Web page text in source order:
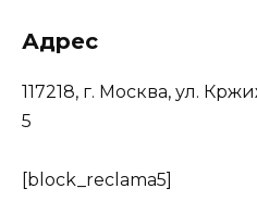
Адрес
117218, г. Москва, ул.
5
[block_reclama5]